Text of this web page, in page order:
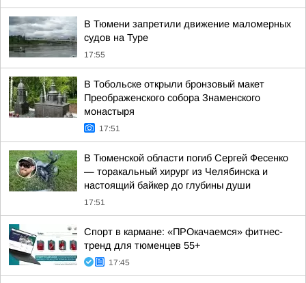
В Тюмени запретили движение маломерных
судов на Туре
17:55
В Тобольске открыли бронзовый макет
Преображенского собора Знаменского
монастыря
17:51
В Тюменской области погиб Сергей Фесенко
— торакальный хирург из Челябинска и
настоящий байкер до глубины души
17:51
Спорт в кармане: «ПРОкачаемся» фитнес-
тренд для тюменцев 55+
17:45